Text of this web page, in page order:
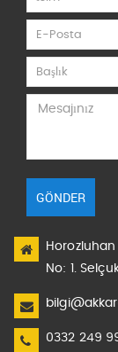
GÖNDER
No: 1.
0332 249